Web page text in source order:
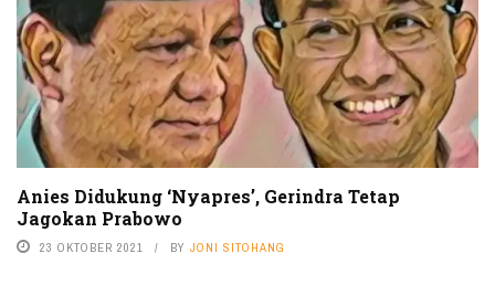
Anies Didukung ‘Nyapres’, Gerindra Tetap
Jagokan Prabowo
23 OKTOBER 2021 BY JONI SITOHANG